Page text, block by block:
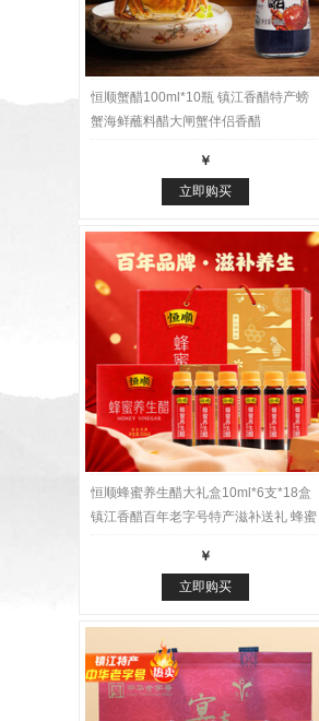
恒顺蟹醋100ml*10瓶 镇江香醋特产螃
蟹海鲜蘸料醋大闸蟹伴侣香醋
￥
立即购买
恒顺蜂蜜养生醋大礼盒10ml*6支*18盒
镇江香醋百年老字号特产滋补送礼 蜂蜜
￥
立即购买